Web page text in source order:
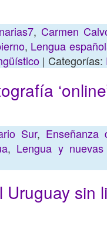
,Carmen
, Lengua
| Categorías:
Sur,
, Lengua y
sin